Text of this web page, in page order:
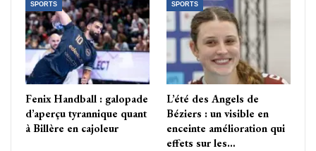
SPORTS
Fenix Handball : galopade
d’aperçu tyrannique quant
à Billère en cajoleur
SPORTS
L’été des Angels de
Béziers : un visible en
enceinte amélioration qui
effets sur les…